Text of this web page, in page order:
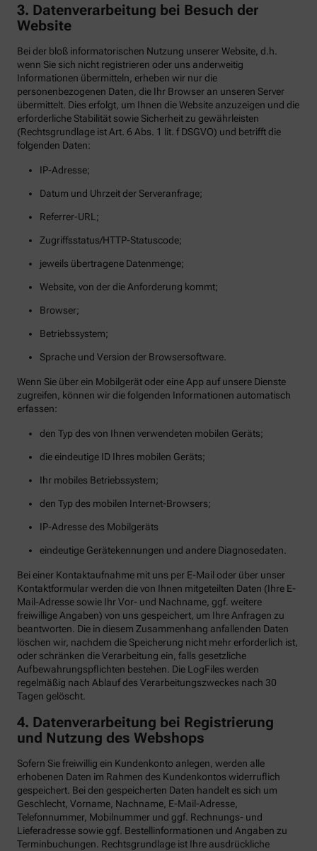
3. Datenverarbeitung bei Besuch der
Website
Bei der bloß informatorischen Nutzung unserer Website, d.h.
wenn Sie sich nicht registrieren oder uns anderweitig
Informationen übermitteln, erheben wir nur die
personenbezogenen Daten, die Ihr Browser an unseren Server
übermittelt. Dies erfolgt, um Ihnen die Website anzuzeigen und die
erforderliche Stabilität sowie Sicherheit zu gewährleisten
(Rechtsgrundlage ist Art. 6 Abs. 1 lit. f DSGVO) und betrifft die
folgenden Daten:
IP-Adresse;
Datum und Uhrzeit der Serveranfrage;
Referrer-URL;
Zugriffsstatus/HTTP-Statuscode;
jeweils übertragene Datenmenge;
Website, von der die Anforderung kommt;
Browser;
Betriebssystem;
Sprache und Version der Browsersoftware.
Wenn Sie über ein Mobilgerät oder eine App auf unsere Dienste
zugreifen, können wir die folgenden Informationen automatisch
erfassen:
den Typ des von Ihnen verwendeten mobilen Geräts;
die eindeutige ID Ihres mobilen Geräts;
Ihr mobiles Betriebssystem;
den Typ des mobilen Internet-Browsers;
IP-Adresse des Mobilgeräts
eindeutige Gerätekennungen und andere Diagnosedaten.
Bei einer Kontaktaufnahme mit uns per E-Mail oder über unser
Kontaktformular werden die von Ihnen mitgeteilten Daten (Ihre E-
Mail-Adresse sowie Ihr Vor- und Nachname, ggf. weitere
freiwillige Angaben) von uns gespeichert, um Ihre Anfragen zu
beantworten. Die in diesem Zusammenhang anfallenden Daten
löschen wir, nachdem die Speicherung nicht mehr erforderlich ist,
oder schränken die Verarbeitung ein, falls gesetzliche
Aufbewahrungspflichten bestehen. Die LogFiles werden
regelmäßig nach Ablauf des Verarbeitungszweckes nach 30
Tagen gelöscht.
4. Datenverarbeitung bei Registrierung
und Nutzung des Webshops
Sofern Sie freiwillig ein Kundenkonto anlegen, werden alle
erhobenen Daten im Rahmen des Kundenkontos widerruflich
gespeichert. Bei den gespeicherten Daten handelt es sich um
Geschlecht, Vorname, Nachname, E-Mail-Adresse,
Telefonnummer, Mobilnummer und ggf. Rechnungs- und
Lieferadresse sowie ggf. Bestellinformationen und Angaben zu
Terminbuchungen. Rechtsgrundlage ist Ihre ausdrückliche